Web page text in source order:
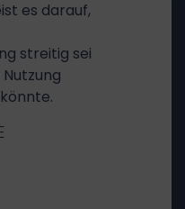
es darauf,
streitig sei